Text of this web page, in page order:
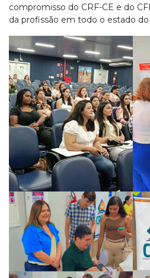
compromisso do CRF-CE e do
da profissão em todo o estado do